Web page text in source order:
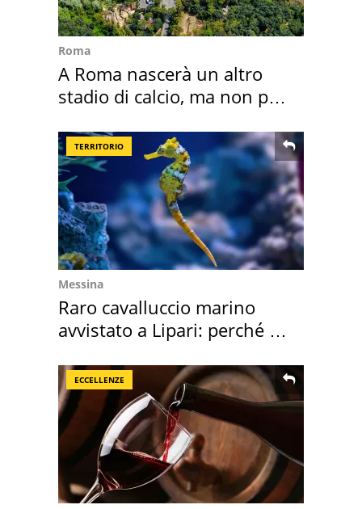
Roma
A Roma nascerà un altro
stadio di calcio, ma non per
TERRITORIO
Messina
Raro cavalluccio marino
avvistato a Lipari: perché è
ECCELLENZE